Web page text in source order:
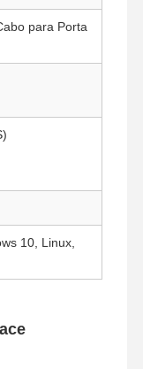
para Porta
10, Linux,